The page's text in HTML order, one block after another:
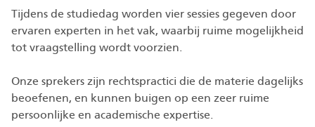
Tijdens de studiedag worden vier sessies gegeven door
ervaren experten in het vak, waarbij ruime mogelijkheid
tot vraagstelling wordt voorzien.
Onze sprekers zijn rechtspractici die de materie dagelijks
beoefenen, en kunnen buigen op een zeer ruime
persoonlijke en academische expertise.